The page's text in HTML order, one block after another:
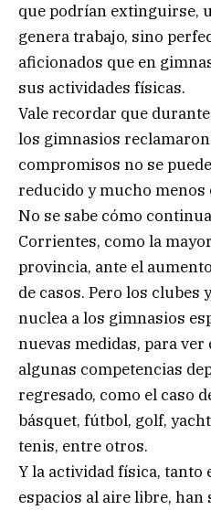
que podrían extinguirse,
genera trabajo, sino
aficionados que en
sus actividades físicas.
Vale recordar que
los gimnasios
compromisos no se
reducido y mucho
No se sabe cómo
Corrientes, como la
provincia, ante el
de casos. Pero los clubes
nuclea a los gimnasios
nuevas medidas, para
algunas competencias
regresado, como el caso
básquet, fútbol, golf,
tenis, entre otros.
Y la actividad física, tanto
espacios al aire libre,